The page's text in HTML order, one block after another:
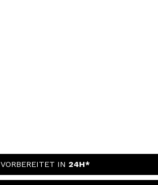
VORBEREITET IN 24H*